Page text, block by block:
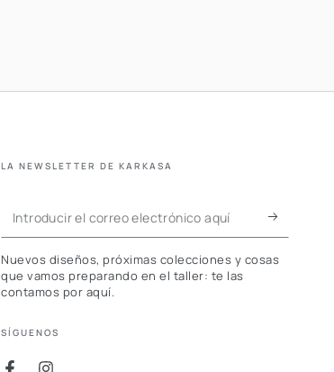
LA NEWSLETTER DE KARKASA
Introducir
el
correo
electrónico
aquí
Nuevos diseños, próximas colecciones y cosas
que vamos preparando en el taller: te las
contamos por aquí.
SÍGUENOS